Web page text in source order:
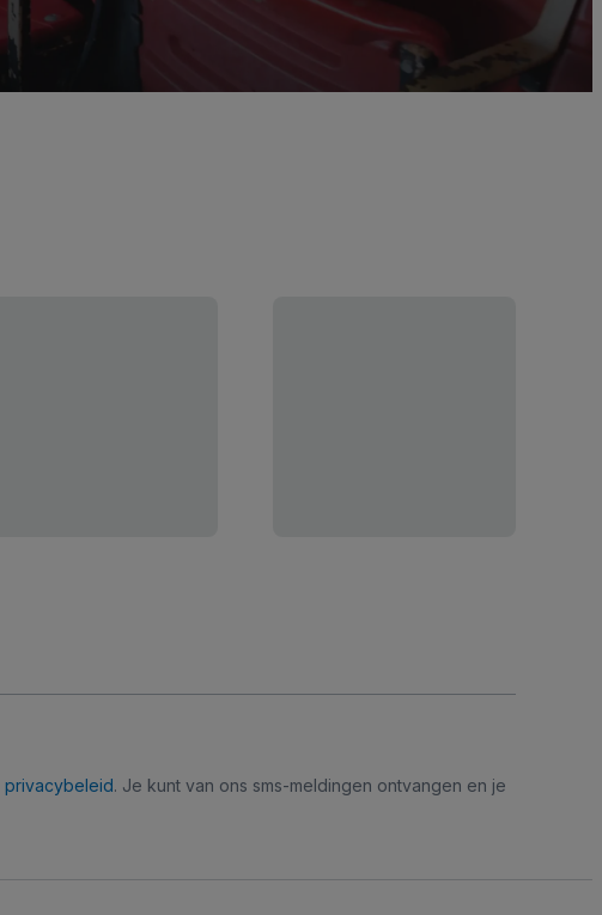
privacybeleid. Je kunt van ons sms-meldingen ontvangen en je